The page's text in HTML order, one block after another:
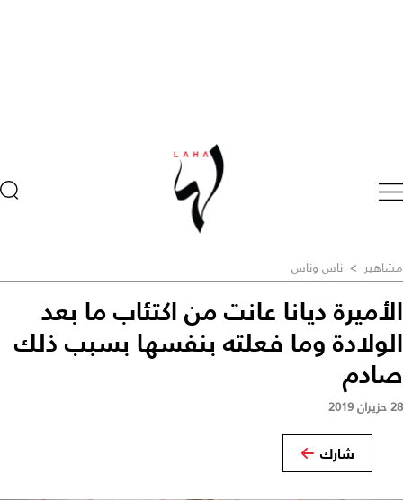
مشاهير > ناس وناس
الأميرة ديانا عانت من اكتئاب ما بعد
الولادة وما فعلته بنفسها بسبب ذلك
صادم
28 حزيران 2019
شارك